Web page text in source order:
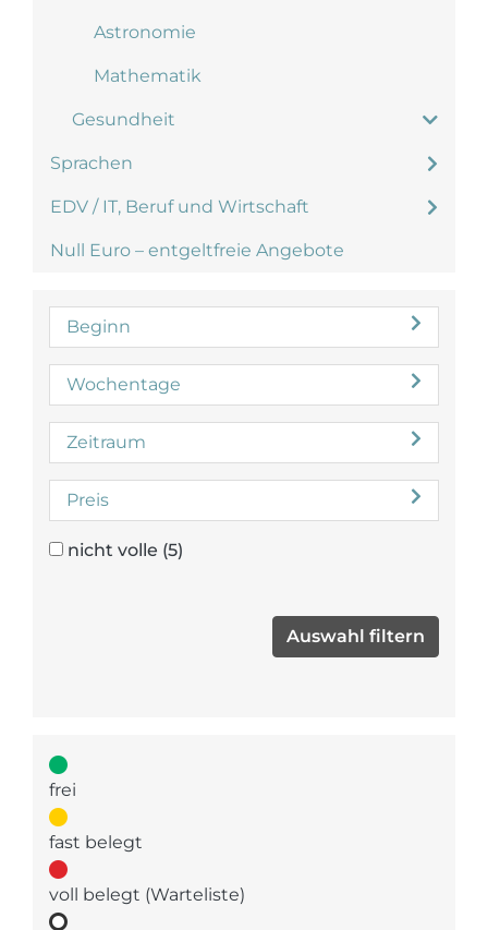
Astronomie
Mathematik
Gesundheit
Sprachen
EDV / IT, Beruf und Wirtschaft
Null Euro – entgeltfreie Angebote
Beginn
Wochentage
Zeitraum
Preis
nicht volle (5)
frei
fast belegt
voll belegt (Warteliste)